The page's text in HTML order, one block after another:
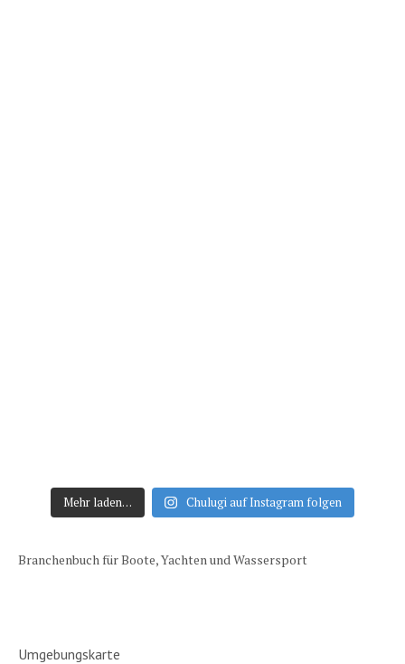
Mehr laden… Chulugi auf Instagram folgen
Branchenbuch für Boote, Yachten und Wassersport
Umgebungskarte